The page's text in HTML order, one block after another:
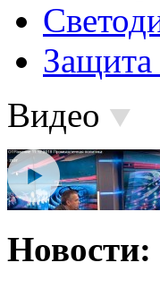
Защита
Видео
Новости: